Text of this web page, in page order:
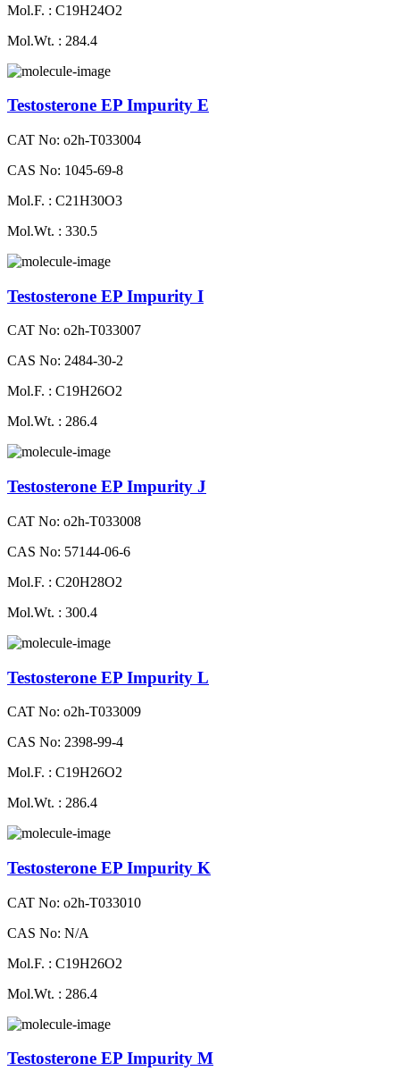
Mol.F. : C19H24O2
Mol.Wt. : 284.4
Testosterone EP Impurity E
CAT No: o2h-T033004
CAS No: 1045-69-8
Mol.F. : C21H30O3
Mol.Wt. : 330.5
Testosterone EP Impurity I
CAT No: o2h-T033007
CAS No: 2484-30-2
Mol.F. : C19H26O2
Mol.Wt. : 286.4
Testosterone EP Impurity J
CAT No: o2h-T033008
CAS No: 57144-06-6
Mol.F. : C20H28O2
Mol.Wt. : 300.4
Testosterone EP Impurity L
CAT No: o2h-T033009
CAS No: 2398-99-4
Mol.F. : C19H26O2
Mol.Wt. : 286.4
Testosterone EP Impurity K
CAT No: o2h-T033010
CAS No: N/A
Mol.F. : C19H26O2
Mol.Wt. : 286.4
Testosterone EP Impurity M